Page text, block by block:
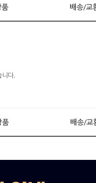
배송/교
니다.
품 배송/교